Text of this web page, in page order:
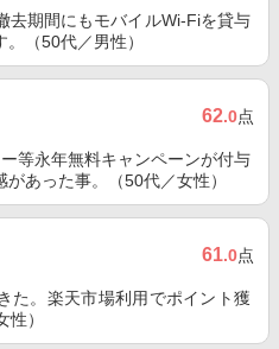
去期間にもモバイルWi-Fiを貸与
（50代／男性）
62.0点
等永年無料キャンペーンが付与
あった事。（50代／女性）
61.0点
た。楽天市場利用でポイント獲
）